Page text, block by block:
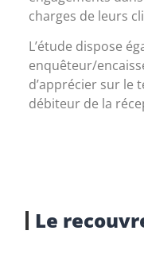
charges de leurs
L’étude dispose
enquêteur/
d’apprécier sur le
débiteur de la
Le